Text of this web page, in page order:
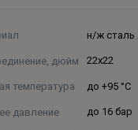
н/ж сталь
дюйм 22х22
температура до +95 °С
давление до 16 бар